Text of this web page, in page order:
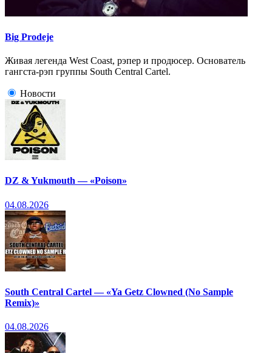
Big Prodeje
Живая легенда West Coast, рэпер и продюсер. Основатель
гангста-рэп группы South Central Cartel.
Новости
DZ & Yukmouth — «Poison»
04.08.2026
South Central Cartel — «Ya Getz Clowned (No Sample
Remix)»
04.08.2026